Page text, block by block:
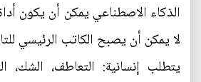
الذكاء الاصطناعي يمكن أن يكون
لا يمكن أن يصبح الكاتب الرئيسي
يتطلب إنسانية: التعاطف، الشك،